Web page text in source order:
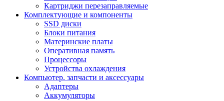
Картриджи перезаправляемые
Комплектующие и компоненты
SSD диски
Блоки питания
Материнские платы
Оперативная память
Процессоры
Устройства охлаждения
Компьютер. запчасти и аксессуары
Адаптеры
Аккумуляторы